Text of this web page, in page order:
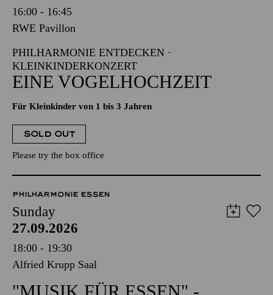
16:00 - 16:45
RWE Pavillon
PHILHARMONIE ENTDECKEN ·
KLEINKINDERKONZERT
EINE VOGELHOCHZEIT
Für Kleinkinder von 1 bis 3 Jahren
SOLD OUT
Please try the box office
PHILHARMONIE ESSEN
Sunday
27.09.2026
18:00 - 19:30
Alfried Krupp Saal